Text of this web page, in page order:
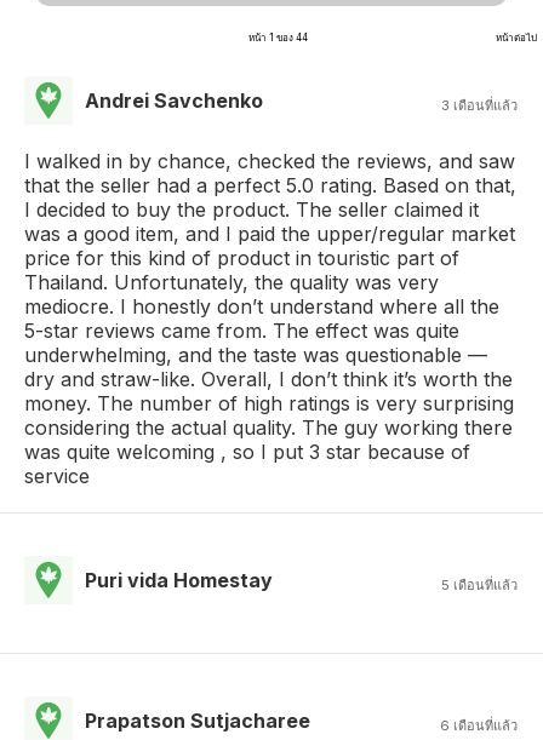
หน้า 1 ของ 44 หน้าต่อไป
Andrei Savchenko 3 เดือนที่แล้ว
I walked in by chance, checked the reviews, and saw
that the seller had a perfect 5.0 rating. Based on that,
I decided to buy the product. The seller claimed it
was a good item, and I paid the upper/regular market
price for this kind of product in touristic part of
Thailand. Unfortunately, the quality was very
mediocre. I honestly don’t understand where all the
5-star reviews came from. The effect was quite
underwhelming, and the taste was questionable —
dry and straw-like. Overall, I don’t think it’s worth the
money. The number of high ratings is very surprising
considering the actual quality. The guy working there
was quite welcoming , so I put 3 star because of
service
Puri vida Homestay 5 เดือนที่แล้ว
Prapatson Sutjacharee 6 เดือนที่แล้ว